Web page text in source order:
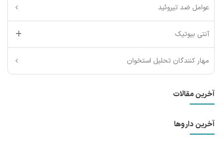
عوامل ضد تیروئید
آنتی بیوتیک
مهار کنندگان تحلیل استخوان
آخرین مقالات
آخرین داروها